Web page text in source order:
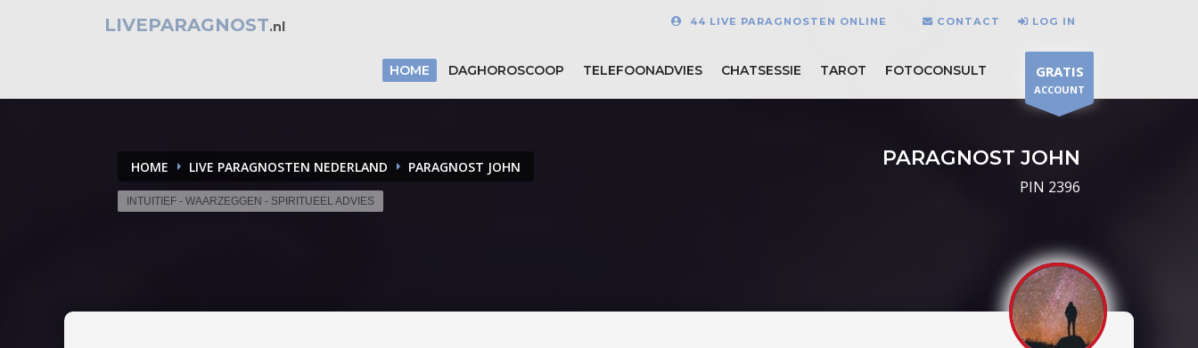
LIVEPARAGNOST.nl 44 LIVE PARAGNOSTEN ONLINE CONTACT LOG IN
HOME DAGHOROSCOOP TELEFOONADVIES CHATSESSIE TAROT FOTOCONSULT GRATIS
ACCOUNT
HOME LIVE PARAGNOSTEN NEDERLAND PARAGNOST JOHN
INTUITIEF - WAARZEGGEN - SPIRITUEEL ADVIES
PARAGNOST JOHN
PIN 2396